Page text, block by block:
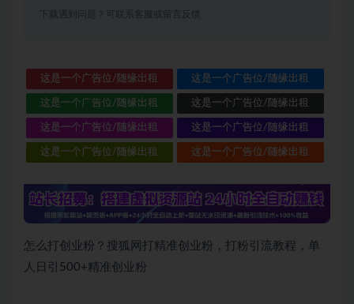
下载遇到问题？可联系客服或留言反馈
这是一个广告位/随缘出租 这是一个广告位/随缘出租
这是一个广告位/随缘出租 这是一个广告位/随缘出租
这是一个广告位/随缘出租 这是一个广告位/随缘出租
这是一个广告位/随缘出租 这是一个广告位/随缘出租
怎么打创业粉？搜狐网打精准创业粉，打粉引流教程，单
人日引500+精准创业粉